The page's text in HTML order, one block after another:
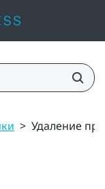
> Удаление